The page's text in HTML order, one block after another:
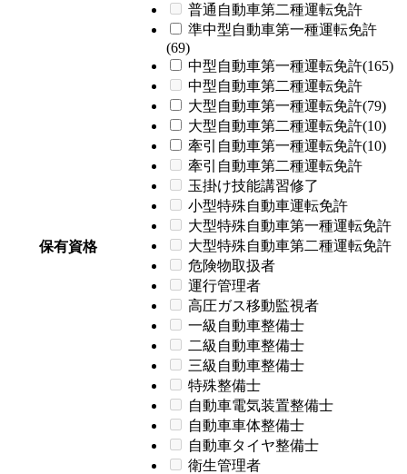
保有資格
普通自動車第二種運転免許
準中型自動車第一種運転免許
(69)
中型自動車第一種運転免許(165)
中型自動車第二種運転免許
大型自動車第一種運転免許(79)
大型自動車第二種運転免許(10)
牽引自動車第一種運転免許(10)
牽引自動車第二種運転免許
玉掛け技能講習修了
小型特殊自動車運転免許
大型特殊自動車第一種運転免許
大型特殊自動車第二種運転免許
危険物取扱者
運行管理者
高圧ガス移動監視者
一級自動車整備士
二級自動車整備士
三級自動車整備士
特殊整備士
自動車電気装置整備士
自動車車体整備士
自動車タイヤ整備士
衛生管理者